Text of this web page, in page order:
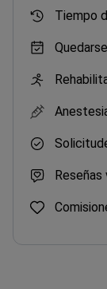
Tiempo